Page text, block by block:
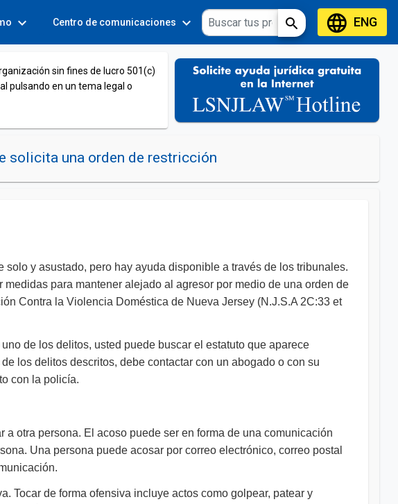
expand_more Centro de comunicaciones expand_more Toolsexpand_more search languageENG
sin fines de lucro 501(c)
pulsando en un tema legal o
solicita una orden de restricción
y asustado, pero hay ayuda disponible a través de los tribunales.
para mantener alejado al agresor por medio de una orden de
Contra la Violencia Doméstica de Nueva Jersey (N.J.S.A 2C:33 et
de los delitos, usted puede buscar el estatuto que aparece
los delitos descritos, debe contactar con un abogado o con su
con la policía.
otra persona. El acoso puede ser en forma de una comunicación
Una persona puede acosar por correo electrónico, correo postal
Tocar de forma ofensiva incluye actos como golpear, patear y